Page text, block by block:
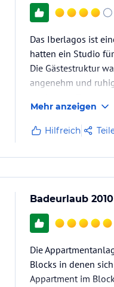
Das Iberlagos ist
hatten ein Studio
Die Gästestruktur
angenehm und
Die Lage des
Mehr anzeigen
Hilfreich
Badeurlaub 2010
Die
Blocks in denen
Appartment im